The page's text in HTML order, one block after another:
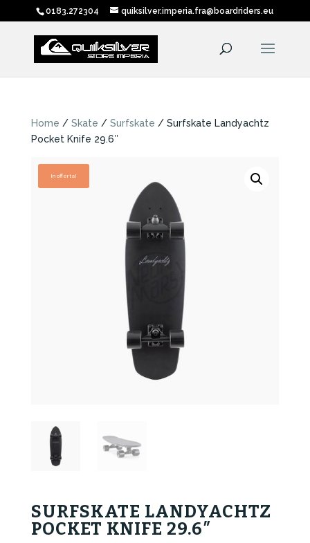
0183.272304 quiksilver.imperia.fra@boardriders.eu
Home / Skate / Surfskate / Surfskate Landyachtz
Pocket Knife 29.6″
In offerta!
SURFSKATE LANDYACHTZ
POCKET KNIFE 29.6″